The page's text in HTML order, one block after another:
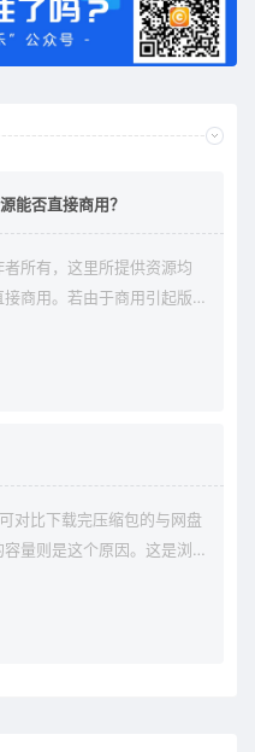
能否直接商用？
所有，这里所提供资源均
商用。若由于商用引起版
对比下载完压缩包的与网盘
量则是这个原因。这是浏